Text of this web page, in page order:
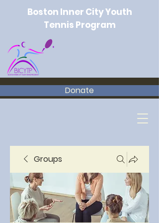
Donate
Boston Inner City Youth
Tennis Program
Groups